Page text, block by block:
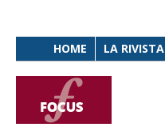
HOME LA RIVISTA